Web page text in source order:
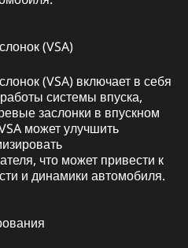
(VSA)
(VSA) включает в себя
системы впуска,
заслонки в впускном
может улучшить
что может привести к
и динамики автомобиля.